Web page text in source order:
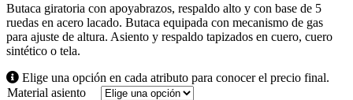
Butaca giratoria con apoyabrazos, respaldo alto y con base de 5
ruedas en acero lacado. Butaca equipada con mecanismo de gas
para ajuste de altura. Asiento y respaldo tapizados en cuero, cuero
sintético o tela.
Elige una opción en cada atributo para conocer el precio final.
Material asiento